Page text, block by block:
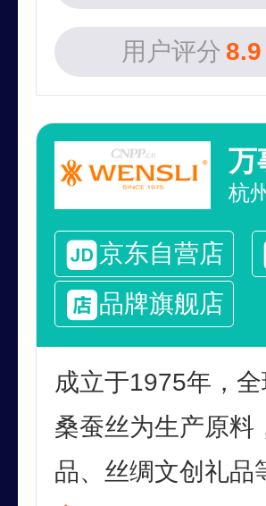
用户评分 8.9
万
京东自营店
品牌旗舰店
成立于1975年，
桑蚕丝为生产原料
品、丝绸文创礼品